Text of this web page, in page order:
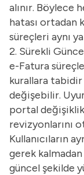
alınır. Böylece
hatası ortadan
süreçleri aynı
2. Sürekli
e-Fatura
kurallara tabidir
değişebilir.
portal
revizyonlarını
Kullanıcıların
gerek
güncel şekilde